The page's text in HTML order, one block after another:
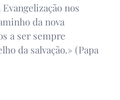
nos
da nova
a ser sempre
da salvação.» (Papa